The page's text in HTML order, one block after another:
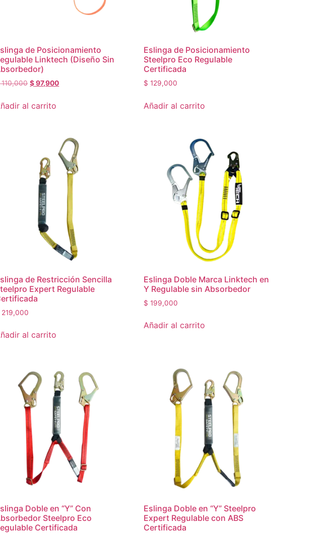
de Posicionamiento
Linktech (Diseño Sin
110,000 $97,900
al carrito
Eslinga de Posicionamiento
Steelpro Eco Regulable
Certificada
$ 129,000
Añadir al carrito
de Restricción Sencilla
Expert Regulable
219,000
al carrito
Eslinga Doble Marca Linktech en
Y Regulable sin Absorbedor
$ 199,000
Añadir al carrito
Doble en “Y” Con
Steelpro Eco
Certificada
Eslinga Doble en “Y” Steelpro
Expert Regulable con ABS
Certificada